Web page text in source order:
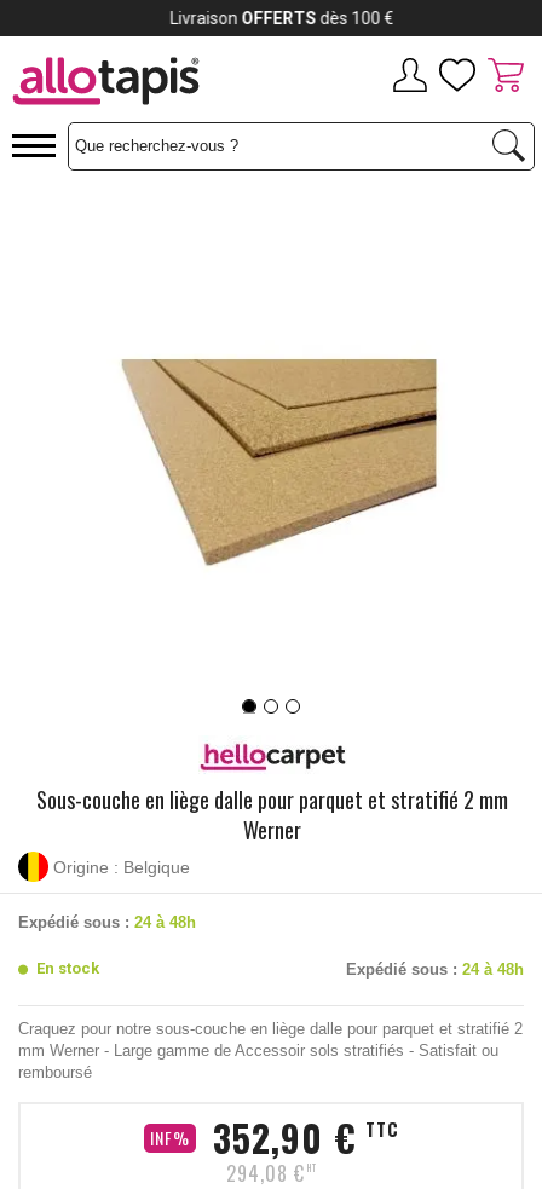
Sous-couche en liège dalle pour parquet et stratifié 2 mm
Werner
Origine : Belgique
Expédié sous : 24 à 48h
En stock Expédié sous : 24 à 48h
Craquez pour notre sous-couche en liège dalle pour parquet et stratifié 2
mm Werner - Large gamme de Accessoir sols stratifiés - Satisfait ou
remboursé
INF% 352,90 € TTC
294,08 € HT
Payez jusqu'à12x